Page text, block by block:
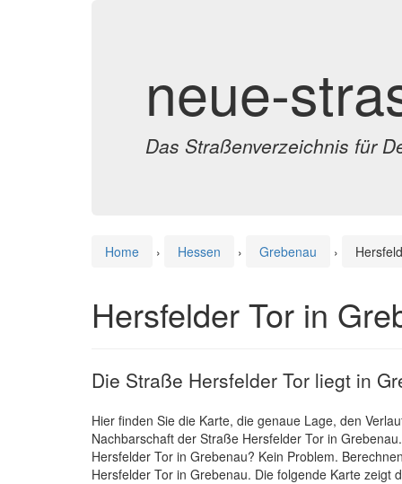
neue-
Das Straßenverzeichnis für
Home › Hessen › Grebenau ›
Hersfelder Tor in
Die Straße Hersfelder Tor liegt in
Hier finden Sie die Karte, die genaue Lage, den
Nachbarschaft der Straße Hersfelder Tor in
Hersfelder Tor in Grebenau? Kein Problem.
Hersfelder Tor in Grebenau. Die folgende Karte zeigt